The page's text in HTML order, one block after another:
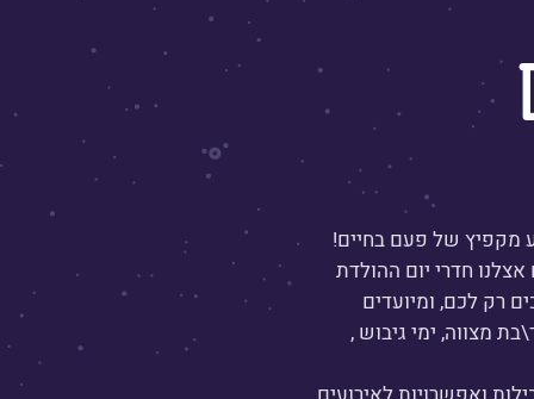
מקפיץ של פעם בחיים!
אצלנו חדרי יום ההולדת
רק לכם, ומיועדים
מצווה, ימי גיבוש ,